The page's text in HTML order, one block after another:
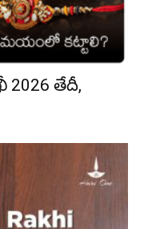
2026 తేదీ,